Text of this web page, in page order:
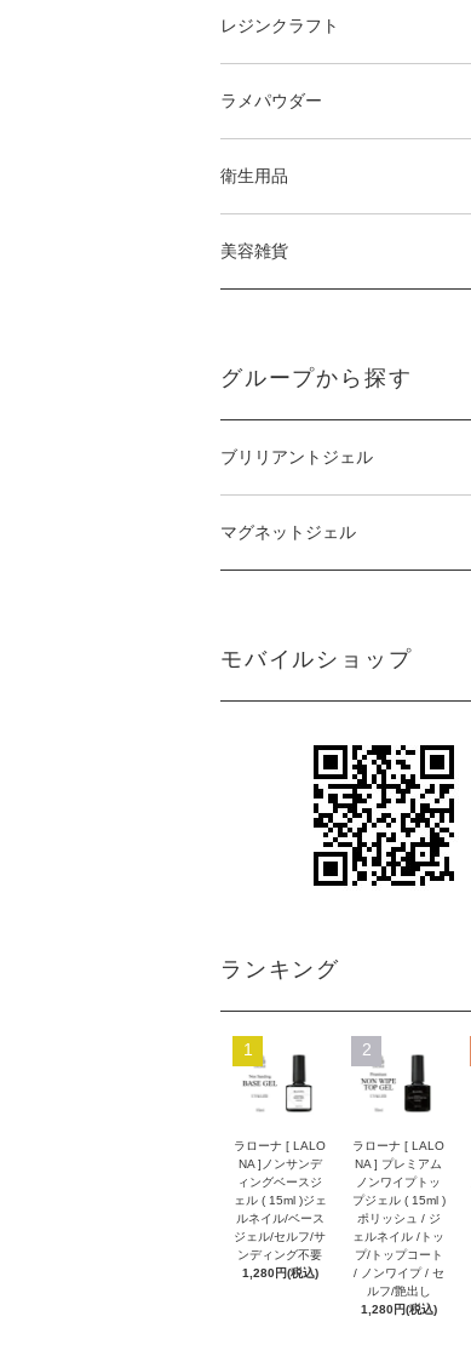
レジンクラフト
ラメパウダー
衛生用品
美容雑貨
グループから探す
ブリリアントジェル
マグネットジェル
モバイルショップ
ランキング
1
ラローナ [ LALO
NA ]ノンサンデ
ィングベースジ
ェル ( 15ml )ジェ
ルネイル/ベース
ジェル/セルフ/サ
ンディング不要
1,280円(税込)
2
ラローナ [ LALO
NA ] プレミアム
ノンワイプトッ
プジェル ( 15ml )
ポリッシュ / ジ
ェルネイル /トッ
プ/トップコート
/ ノンワイプ / セ
ルフ/艶出し
1,280円(税込)